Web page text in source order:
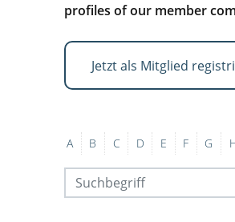
profiles of our member
Jetzt als Mitglied
A B C D E F G